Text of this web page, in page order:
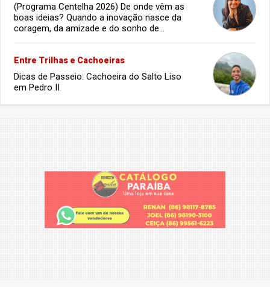
(Programa Centelha 2026) De onde vêm as
boas ideias? Quando a inovação nasce da
coragem, da amizade e do sonho de
Entre Trilhas e Cachoeiras
Dicas de Passeio: Cachoeira do Salto Liso
em Pedro II